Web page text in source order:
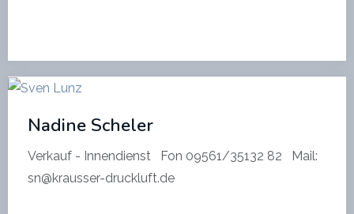
Nadine Scheler
Verkauf - Innendienst Fon 09561/35132 82 Mail:
sn@krausser-druckluft.de